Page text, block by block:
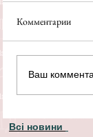
Комментарии
Ваш
Всі новини